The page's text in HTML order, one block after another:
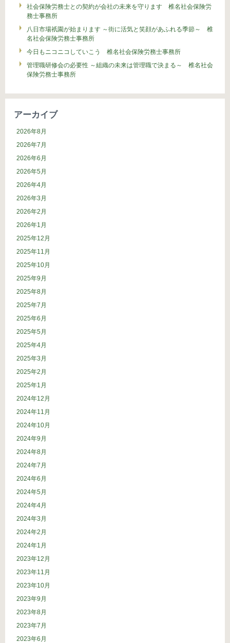
社会保険労務士との契約が会社の未来を守ります 椎名社会保険労
務士事務所
八日市場祇園が始まります ～街に活気と笑顔があふれる季節～ 椎
名社会保険労務士事務所
今日もニコニコしていこう 椎名社会保険労務士事務所
管理職研修会の必要性 ～組織の未来は管理職で決まる～ 椎名社会
保険労務士事務所
アーカイブ
2026年8月
2026年7月
2026年6月
2026年5月
2026年4月
2026年3月
2026年2月
2026年1月
2025年12月
2025年11月
2025年10月
2025年9月
2025年8月
2025年7月
2025年6月
2025年5月
2025年4月
2025年3月
2025年2月
2025年1月
2024年12月
2024年11月
2024年10月
2024年9月
2024年8月
2024年7月
2024年6月
2024年5月
2024年4月
2024年3月
2024年2月
2024年1月
2023年12月
2023年11月
2023年10月
2023年9月
2023年8月
2023年7月
2023年6月